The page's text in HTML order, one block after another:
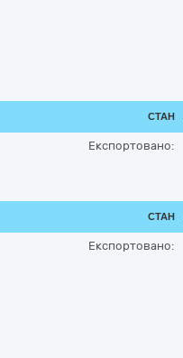
СТАН
Експортовано:
СТАН
Експортовано: